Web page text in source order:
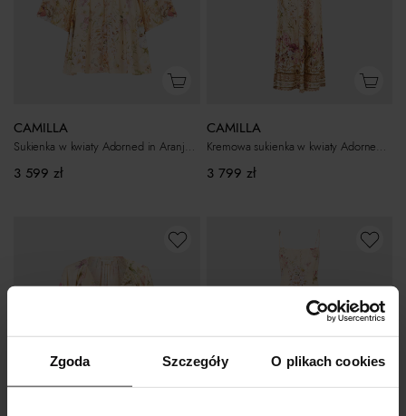
Zgoda Szczegóły O plikach cookies
CAMILLA
Sukienka w kwiaty Adorned in Aranjuez
3 599 zł
CAMILLA
Kremowa sukienka w kwiaty Adorned in Aranjuez
3 799 zł